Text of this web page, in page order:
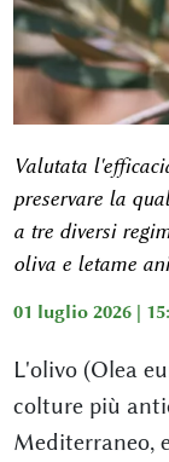
Valutata
preservare la
a tre diversi
oliva e letame
01 luglio 2026 |
L'olivo (Olea
colture più
Mediterraneo,